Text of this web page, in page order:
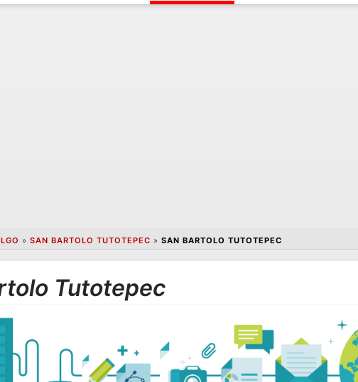
» SAN BARTOLO TUTOTEPEC » SAN BARTOLO TUTOTEPEC
Tutotepec